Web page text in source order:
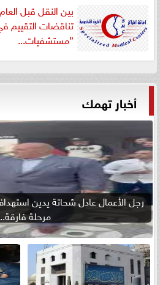
بين النقل قبل
تناقضات التقييم
”مستشفيات...
أخبار تهمك
رجل الأعمال عادل شحاتة يدين
مرحلة